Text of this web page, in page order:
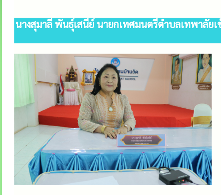
นางสุมาลี พันธุ์เสนีย์ นายกเทศมนตรีตำบลเทพาลัยเ